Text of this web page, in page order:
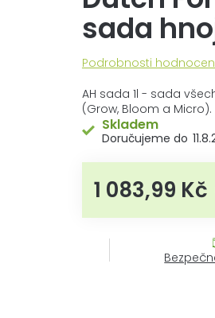
sada
Průměrné
produktu
je
0,0
z
hvězdiček.
Podrobnosti
AH sada 1l - sada
(Grow, Bloom a Micro).
Skladem
1 083,99 Kč